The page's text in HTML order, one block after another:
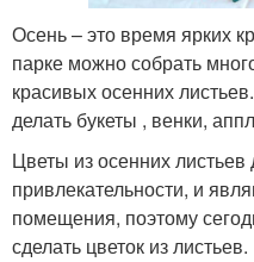
Осень – это время ярких
парке можно собрать
красивых осенних
делать букеты , венки,
Цветы из осенних
привлекательности, и
помещения, поэтому
сделать цветок из листьев.